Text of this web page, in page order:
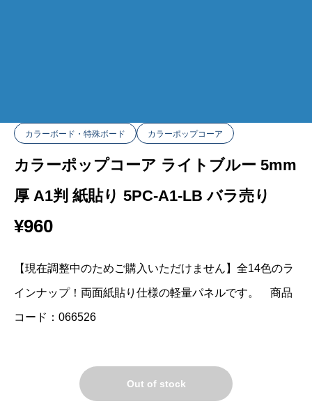
カラーボード・特殊ボード カラーポップコーア
カラーポップコーア ライトブルー 5mm
厚 A1判 紙貼り 5PC-A1-LB バラ売り
¥960
【現在調整中のためご購入いただけません】全14色のラ
インナップ！両面紙貼り仕様の軽量パネルです。 商品
コード：066526
Out of stock